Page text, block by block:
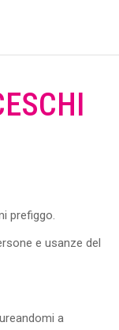
prefiggo.
e usanze del
a